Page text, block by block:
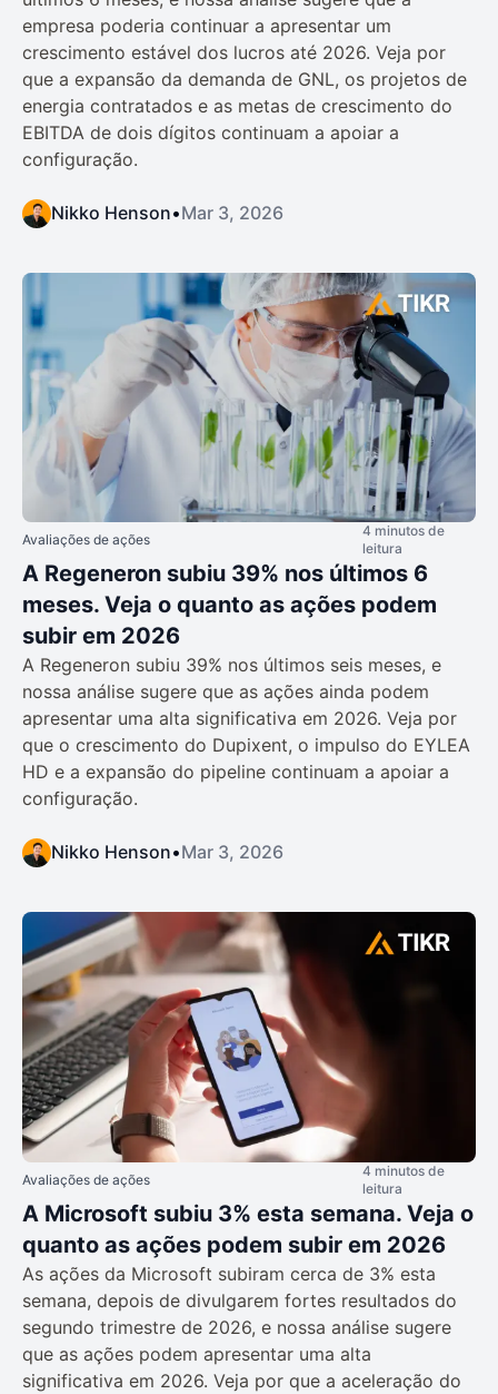
empresa poderia continuar a apresentar um
crescimento estável dos lucros até 2026. Veja por
que a expansão da demanda de GNL, os projetos de
energia contratados e as metas de crescimento do
EBITDA de dois dígitos continuam a apoiar a
configuração.
Nikko Henson•Mar 3, 2026
Avaliações de ações
4 minutos de
leitura
A Regeneron subiu 39% nos últimos 6
meses. Veja o quanto as ações podem
subir em 2026
A Regeneron subiu 39% nos últimos seis meses, e
nossa análise sugere que as ações ainda podem
apresentar uma alta significativa em 2026. Veja por
que o crescimento do Dupixent, o impulso do EYLEA
HD e a expansão do pipeline continuam a apoiar a
configuração.
Nikko Henson•Mar 3, 2026
Avaliações de ações
4 minutos de
leitura
A Microsoft subiu 3% esta semana. Veja o
quanto as ações podem subir em 2026
As ações da Microsoft subiram cerca de 3% esta
semana, depois de divulgarem fortes resultados do
segundo trimestre de 2026, e nossa análise sugere
que as ações podem apresentar uma alta
significativa em 2026. Veja por que a aceleração do